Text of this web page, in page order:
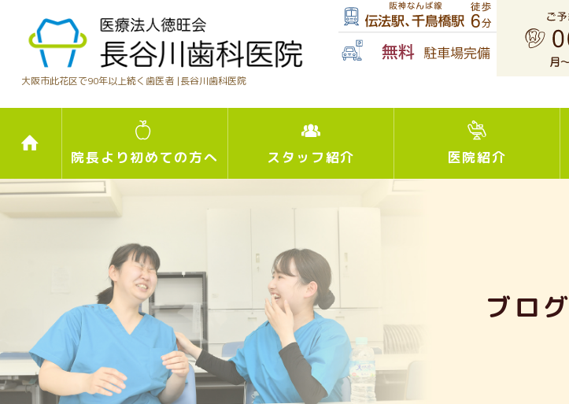
大阪市此花区で90年以上続く歯医者 |長谷川歯科医院
院長より初めての方へ スタッフ紹介 医院紹介
ブログ